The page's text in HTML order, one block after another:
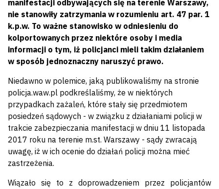
manifestacji odbywających się na terenie Warszawy,
nie stanowiły zatrzymania w rozumieniu art. 47 par. 1
k.p.w. To ważne stanowisko w odniesieniu do
kolportowanych przez niektóre osoby i media
informacji o tym, iż policjanci mieli takim działaniem
w sposób jednoznaczny naruszyć prawo.
Niedawno w polemice, jaką publikowaliśmy na stronie
policja.waw.pl podkreślaliśmy, że w niektórych
przypadkach zażaleń, które stały się przedmiotem
posiedzeń sądowych - w związku z działaniami policji w
trakcie zabezpieczania manifestacji w dniu 11 listopada
2017 roku na terenie m.st. Warszawy - sądy zwracają
uwagę, iż w ich ocenie do działań policji można mieć
zastrzeżenia.
Wiązało się to z doprowadzeniem przez policjantów